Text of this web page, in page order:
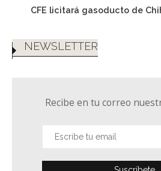
CFE licitará gasoducto de
NEWSLETTER
Recibe en tu correo